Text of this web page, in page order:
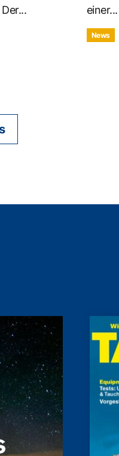
einer...
News